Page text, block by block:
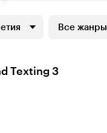
Все жанры
Texting 3